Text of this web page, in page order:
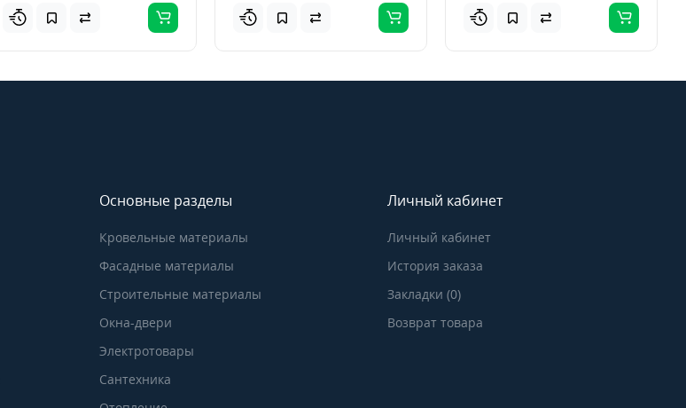
Основные разделы
Кровельные материалы
Фасадные материалы
Строительные материалы
Окна-двери
Электротовары
Сантехника
Личный кабинет
Личный кабинет
История заказа
Закладки (0)
Возврат товара